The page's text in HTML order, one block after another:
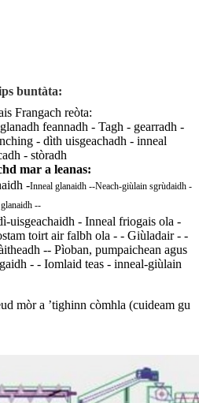
buntàta:
Frangach reòta:
feannadh - Tagh - gearradh -
- dìth uisgeachadh - inneal
- stòradh
mar a leanas:
-Inneal glanaidh --Neach-giùlain sgrùdaidh -
--
uisgeachaidh - Inneal friogais ola -
toirt air falbh ola - - Giùladair - -
​​-- Pìoban, pumpaichean agus
- - Iomlaid teas - inneal-giùlain
mòr a ’tighinn còmhla (cuideam gu